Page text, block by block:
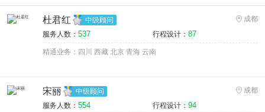
杜君红 中级顾问
成都
服务人数： 537 行程设计： 87
精通业务：四川 西藏 北京 青海 云南
宋丽 中级顾问
成都
服务人数： 554 行程设计： 94